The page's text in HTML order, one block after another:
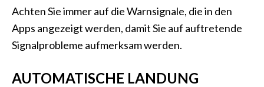
Achten Sie immer auf die Warnsignale, die in den
Apps angezeigt werden, damit Sie auf auftretende
Signalprobleme aufmerksam werden.
AUTOMATISCHE LANDUNG